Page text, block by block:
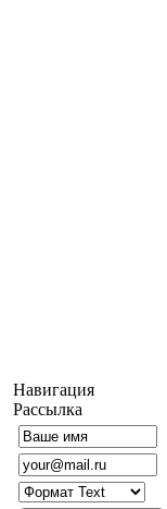
Навигация
Рассылка